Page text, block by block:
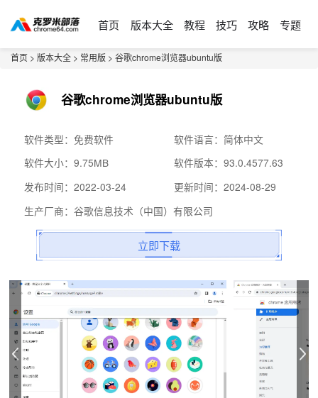
首页 版本大全 教程 技巧 攻略 专题
首页 > 版本大全 > 常用版 > 谷歌chrome浏览器ubuntu版
谷歌chrome浏览器ubuntu版
软件类型：免费软件
软件语言：简体中文
软件大小：9.75MB
软件版本：93.0.4577.63
发布时间：2022-03-24
更新时间：2024-08-29
生产厂商：谷歌信息技术（中国）有限公司
立即下载